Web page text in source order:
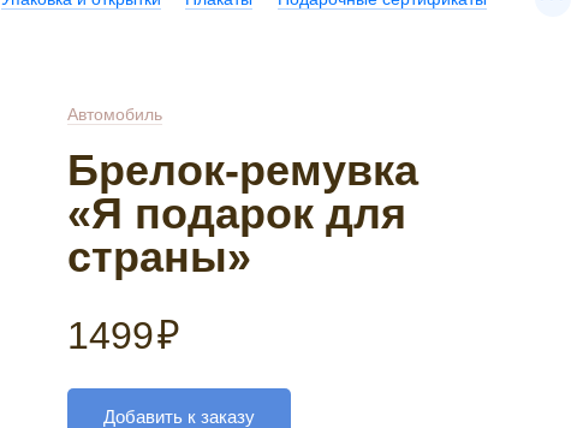
Автомобиль
Брелок-ремувка
«Я подарок для
страны»
1499₽
Добавить к заказу